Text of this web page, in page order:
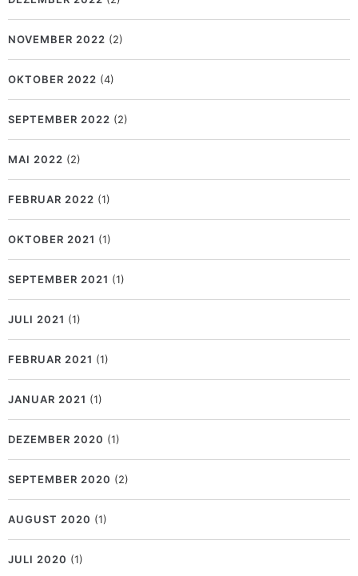
NOVEMBER 2022 (2)
OKTOBER 2022 (4)
SEPTEMBER 2022 (2)
MAI 2022 (2)
FEBRUAR 2022 (1)
OKTOBER 2021 (1)
SEPTEMBER 2021 (1)
JULI 2021 (1)
FEBRUAR 2021 (1)
JANUAR 2021 (1)
DEZEMBER 2020 (1)
SEPTEMBER 2020 (2)
AUGUST 2020 (1)
JULI 2020 (1)